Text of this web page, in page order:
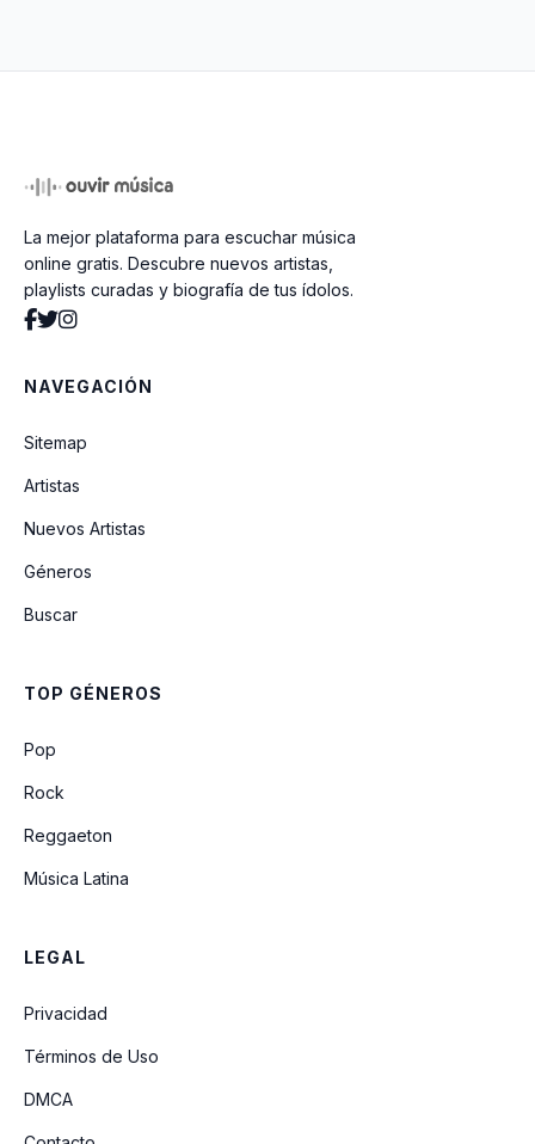
Orgasmo Para Dos
Se Va La Vida (feat. Mujeres Del Viento
Florido)
La mejor plataforma para escuchar música
online gratis. Descubre nuevos artistas,
playlists curadas y biografía de tus ídolos.
NAVEGACIÓN
Sitemap
Artistas
Nuevos Artistas
Géneros
Buscar
TOP GÉNEROS
Pop
Rock
Reggaeton
Música Latina
LEGAL
Privacidad
Términos de Uso
DMCA